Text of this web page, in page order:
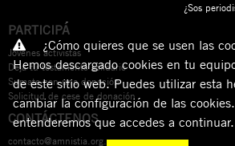
¿Sos
PARTICIPÁ
Jóvenes activistas
Dejá tu testamento solidario
Sumate con una donación
Solicitud de cese de donación
CONTÁCTENOS
contacto@amnistia.org.ar
¿Cómo quieres que se usen las
Hemos descargado cookies en tu
de este sitio web. Puedes utilizar esta
cambiar la configuración de las
entenderemos que accedes a continuar.